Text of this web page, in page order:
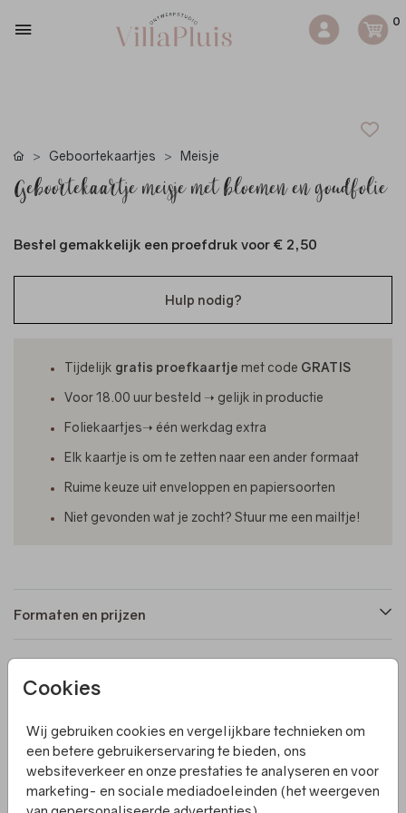
0
Cookies
Wij gebruiken cookies en vergelijkbare technieken om
een betere gebruikerservaring te bieden, ons
websiteverkeer en onze prestaties te analyseren en voor
marketing- en sociale mediadoeleinden (het weergeven
Geboortekaartjes Meisje
Geboortekaartje meisje met bloemen en goudfolie
Bestel gemakkelijk een proefdruk voor € 2,50
Hulp nodig?
Tijdelijk gratis proefkaartje met code GRATIS
Voor 18.00 uur besteld ➝ gelijk in productie
Foliekaartjes➝ één werkdag extra
Elk kaartje is om te zetten naar een ander formaat
Ruime keuze uit enveloppen en papiersoorten
Niet gevonden wat je zocht? Stuur me een mailtje!
Formaten en prijzen
Productinformatie
Omschrijving
Een liggend geboortekaartje met gekleurde bloemen en
foliedruk. De kleur van de folie is naar wens aan te
passen als je de kaart gaat bewerken. Villa Pluis